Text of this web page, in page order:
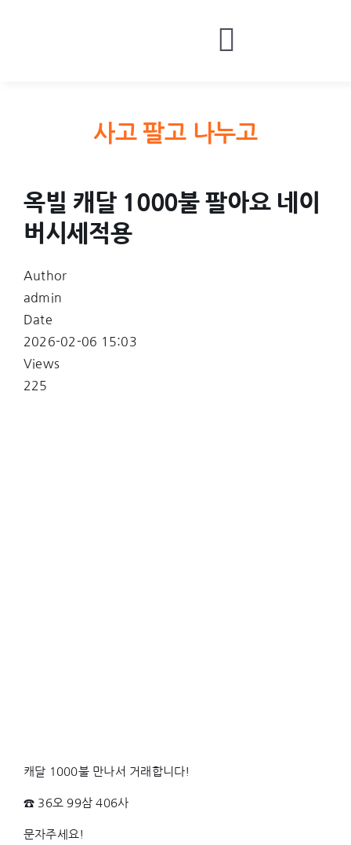
Toggle
MONEY
LOGIN
사고 팔고 나누고
옥빌 캐달 1000불 팔아요 네이
버시세적용
Author
admin
Date
2026-02-06 15:03
Views
225
캐달 1000불 만나서 거래합니다!
☎️ 36오 99삼 406사
문자주세요!